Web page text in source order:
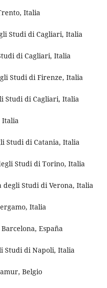
Italia
Studi di Cagliari, Italia
di Cagliari, Italia
Studi di Firenze, Italia
Studi di Cagliari, Italia
Italia
Studi di Catania, Italia
Studi di Torino, Italia
Studi di Verona, Italia
Italia
España
Studi di Napoli, Italia
Belgio